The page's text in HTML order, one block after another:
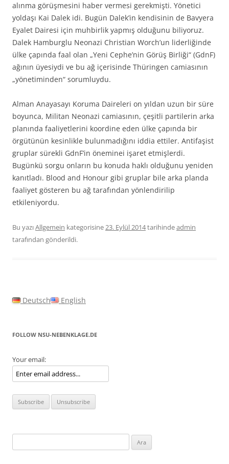
alınma görüşmesini haber vermesi gerekmişti. Yönetici
yoldaşı Kai Dalek idi. Bugün Dalek’in kendisinin de Bavyera
Eyalet Dairesi için muhbirlik yapmış olduğunu biliyoruz.
Dalek Hamburglu Neonazi Christian Worch’un liderliğinde
ülke çapında faal olan „Yeni Cephe’nin Görüş Birliği“ (GdnF)
ağının üyesiydi ve bu ağ içerisinde Thüringen camiasının
„yönetiminden“ sorumluydu.
Alman Anayasayı Koruma Daireleri on yıldan uzun bir süre
boyunca, Militan Neonazi camiasının, çeşitli partilerin arka
planında faaliyetlerini koordine eden ülke çapında bir
örgütünün kesinlikle bulunmadığını iddia ettiler. Antifaşist
gruplar sürekli GdnF’in öneminei işaret etmişlerdi.
Bugünkü sorgu onların bu konuda haklı olduğunu yeniden
kanıtladı. Blood and Honour gibi gruplar bile arka planda
faaliyet gösteren bu ağ tarafından yönlendirilip
etkileniyordu.
Bu yazıAllgemein kategorisine23. Eylül 2014tarihindeadmin
tarafından gönderildi.
Deutsch English
FOLLOW NSU-NEBENKLAGE.DE
Your email: